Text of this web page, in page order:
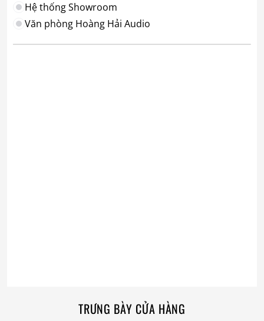
Hệ thống Showroom
Văn phòng Hoàng Hải Audio
TRƯNG BÀY CỬA HÀNG